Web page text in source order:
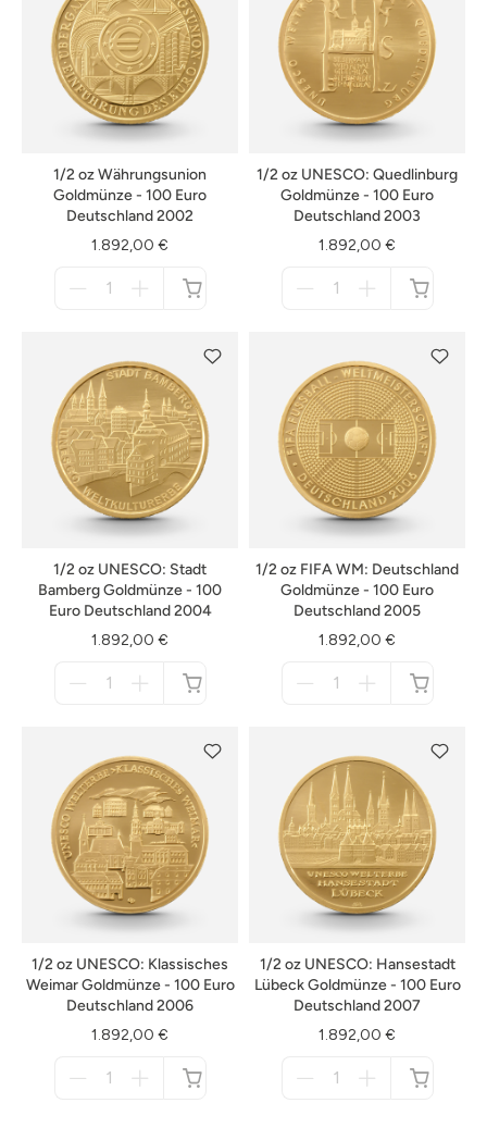
1/2 oz Währungsunion
Goldmünze - 100 Euro
Deutschland 2002
1.892,00 €
1/2 oz UNESCO: Quedlinburg
Goldmünze - 100 Euro
Deutschland 2003
1.892,00 €
1/2 oz UNESCO: Stadt
Bamberg Goldmünze - 100
Euro Deutschland 2004
1.892,00 €
1/2 oz FIFA WM: Deutschland
Goldmünze - 100 Euro
Deutschland 2005
1.892,00 €
1/2 oz UNESCO: Klassisches
Weimar Goldmünze - 100 Euro
Deutschland 2006
1.892,00 €
1/2 oz UNESCO: Hansestadt
Lübeck Goldmünze - 100 Euro
Deutschland 2007
1.892,00 €